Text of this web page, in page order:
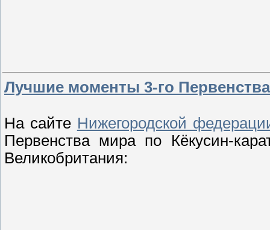
Лучшие моменты 3-го
На сайте Нижегородской
Первенства мира по Кёкусин-
Великобритания: